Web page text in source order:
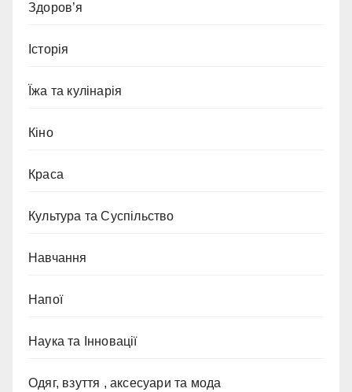
Здоров’я
Історія
Їжа та кулінарія
Кіно
Краса
Культура та Суспільство
Навчання
Напої
Наука та Інновації
Одяг, взуття , аксесуари та мода